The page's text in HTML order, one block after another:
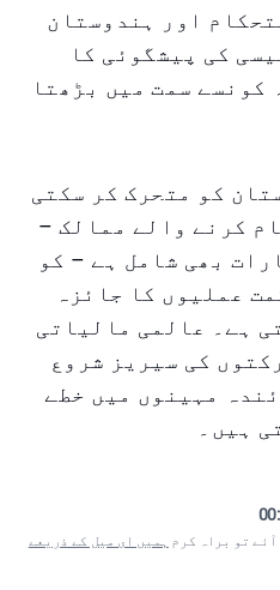
اور ہندوستان
کی پیشگوئی کا
کونسے سمت میں بڑھتا
کو متحرک کر سکتی
کرنے والے ممالک –
بھی شامل ہے – کو
عملیوں کا جائزہ
ہے۔ عالمی مالیاتی
کی سیریز شروع
مہینوں میں خطے
ہیں۔
تو براہ کرم ہمیں ای میل کے ذریعے